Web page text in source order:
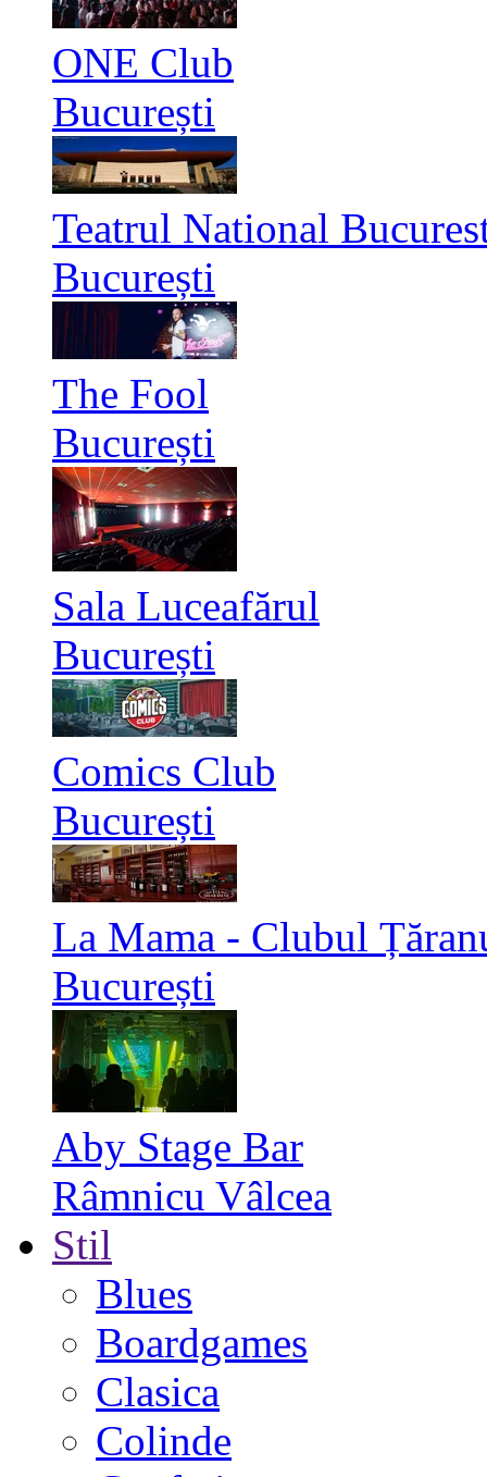
ONE Club
București
Teatrul National
București
The Fool
București
Sala Luceafărul
București
Comics Club
București
La Mama - Clubul
București
Aby Stage Bar
Râmnicu Vâlcea
Stil
Blues
Boardgames
Clasica
Colinde